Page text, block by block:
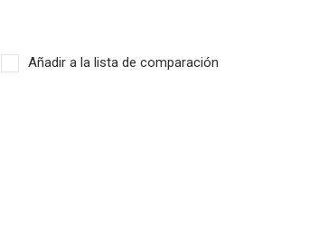
Añadir a la lista de comparación